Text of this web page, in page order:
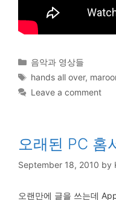
Categories
음악과 영상들
Tags
hands all over,
Leave a comment
오래된 PC 홈
September 18, 2010 by
오랜만에 글을 쓰는데